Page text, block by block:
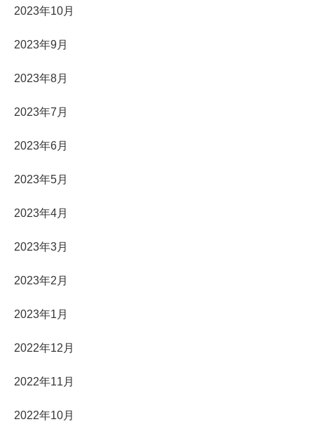
2023年10月
2023年9月
2023年8月
2023年7月
2023年6月
2023年5月
2023年4月
2023年3月
2023年2月
2023年1月
2022年12月
2022年11月
2022年10月